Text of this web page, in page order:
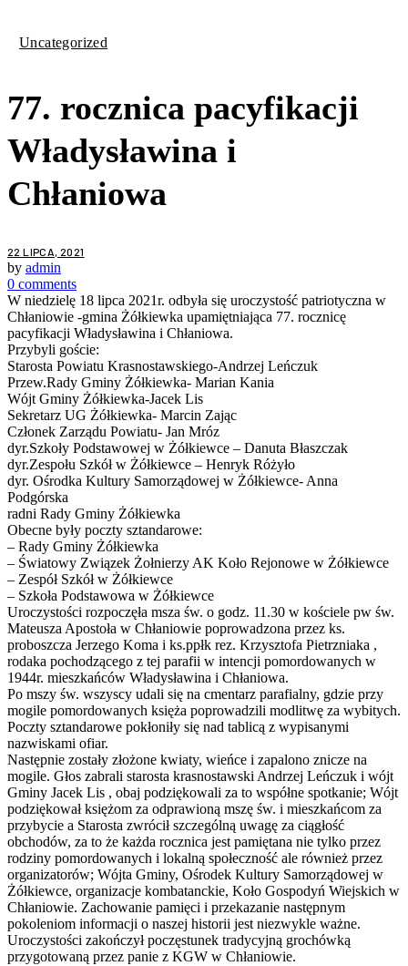
Uncategorized
77. rocznica pacyfikacji
Władysławina i
Chłaniowa
22 LIPCA, 2021
by admin
0 comments
W niedzielę 18 lipca 2021r. odbyła się uroczystość patriotyczna w
Chłaniowie -gmina Żółkiewka upamiętniająca 77. rocznicę
pacyfikacji Władysławina i Chłaniowa.
Przybyli goście:
Starosta Powiatu Krasnostawskiego-Andrzej Leńczuk
Przew.Rady Gminy Żółkiewka- Marian Kania
Wójt Gminy Żółkiewka-Jacek Lis
Sekretarz UG Żółkiewka- Marcin Zając
Członek Zarządu Powiatu- Jan Mróz
dyr.Szkoły Podstawowej w Żółkiewce – Danuta Błaszczak
dyr.Zespołu Szkół w Żółkiewce – Henryk Różyło
dyr. Ośrodka Kultury Samorządowej w Żółkiewce- Anna
Podgórska
radni Rady Gminy Żółkiewka
Obecne były poczty sztandarowe:
– Rady Gminy Żółkiewka
– Światowy Związek Żołnierzy AK Koło Rejonowe w Żółkiewce
– Zespół Szkół w Żółkiewce
– Szkoła Podstawowa w Żółkiewce
Uroczystości rozpoczęła msza św. o godz. 11.30 w kościele pw św.
Mateusza Apostoła w Chłaniowie poprowadzona przez ks.
proboszcza Jerzego Koma i ks.ppłk rez. Krzysztofa Pietrzniaka ,
rodaka pochodzącego z tej parafii w intencji pomordowanych w
1944r. mieszkańców Władysławina i Chłaniowa.
Po mszy św. wszyscy udali się na cmentarz parafialny, gdzie przy
mogile pomordowanych księża poprowadzili modlitwę za wybitych.
Poczty sztandarowe pokłoniły się nad tablicą z wypisanymi
nazwiskami ofiar.
Następnie zostały złożone kwiaty, wieńce i zapalono znicze na
mogile. Głos zabrali starosta krasnostawski Andrzej Leńczuk i wójt
Gminy Jacek Lis , obaj podziękowali za to współne spotkanie; Wójt
podziękował księżom za odprawioną mszę św. i mieszkańcom za
przybycie a Starosta zwrócił szczególną uwagę za ciągłość
obchodów, za to że każda rocznica jest pamiętana nie tylko przez
rodziny pomordowanych i lokalną społeczność ale również przez
organizatorów; Wójta Gminy, Ośrodek Kultury Samorządowej w
Żółkiewce, organizacje kombatanckie, Koło Gospodyń Wiejskich w
Chłaniowie. Zachowanie pamięci i przekazanie następnym
pokoleniom informacji o naszej historii jest niezwykle ważne.
Uroczystości zakończył poczęstunek tradycyjną grochówką
przygotowaną przez panie z KGW w Chłaniowie.